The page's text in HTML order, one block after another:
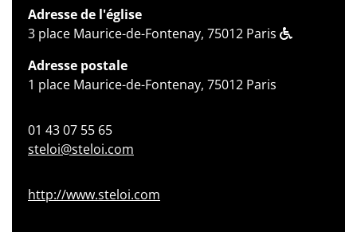
Adresse de l'église
3 place Maurice-de-Fontenay, 75012 Paris
Adresse postale
1 place Maurice-de-Fontenay, 75012 Paris
01 43 07 55 65
steloi@steloi.com
http://www.steloi.com